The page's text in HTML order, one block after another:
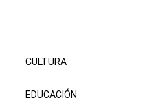
CULTURA
EDUCACIÓN